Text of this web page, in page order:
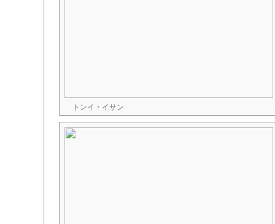
トンイ・イサン